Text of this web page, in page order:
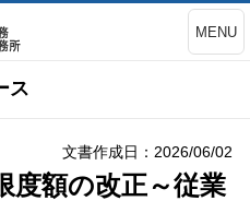
MENU
ス
文書作成日：2026/06/02
度額の改正～従業